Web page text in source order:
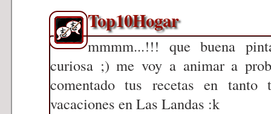
Top10Hogar
mmmm...!!! que buena
curiosa ;) me voy a animar a
comentado tus recetas en
vacaciones en Las Landas :k